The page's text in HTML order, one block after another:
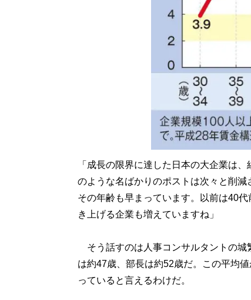
「成長の限界に達した日本の大企業は
のような名ばかりのポストは次々と削減
その年齢も早まっています。以前は40
き上げる企業も増えていますね」
そう話すのは人事コンサルタントの城
は約47歳、部長は約52歳だ。この平均
っていると言えるわけだ。